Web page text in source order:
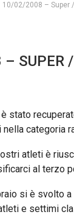
10/02/2008 – Super
SUPER
stato
categoria
atleti è
al terzo
si è svolto
e settimi